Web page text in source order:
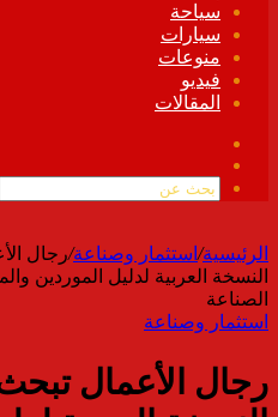
سياحة
سيارات
منوعات
فيديو
المقالات
الموقع
الرئيسية/ استثمار وصناعة/رجال
النسخة العربية لدليل الموردين
الصناعة
استثمار وصناعة
رجال الأعمال